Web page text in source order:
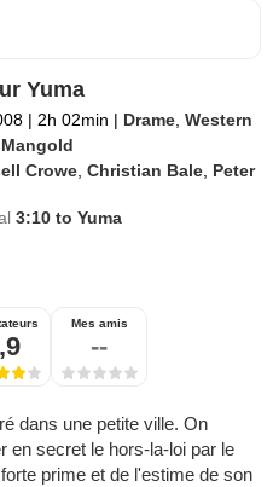
Yuma
| 2h 02min | Drame ,Western
Crowe ,Christian Bale Peter
3:10 to Yuma
Mes amis
--
dans une petite ville. On
en secret le hors-la-loi par le
prime et de l'estime de son